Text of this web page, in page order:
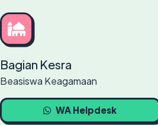
Bagian Kesra
Beasiswa Keagamaan
WA Helpdesk